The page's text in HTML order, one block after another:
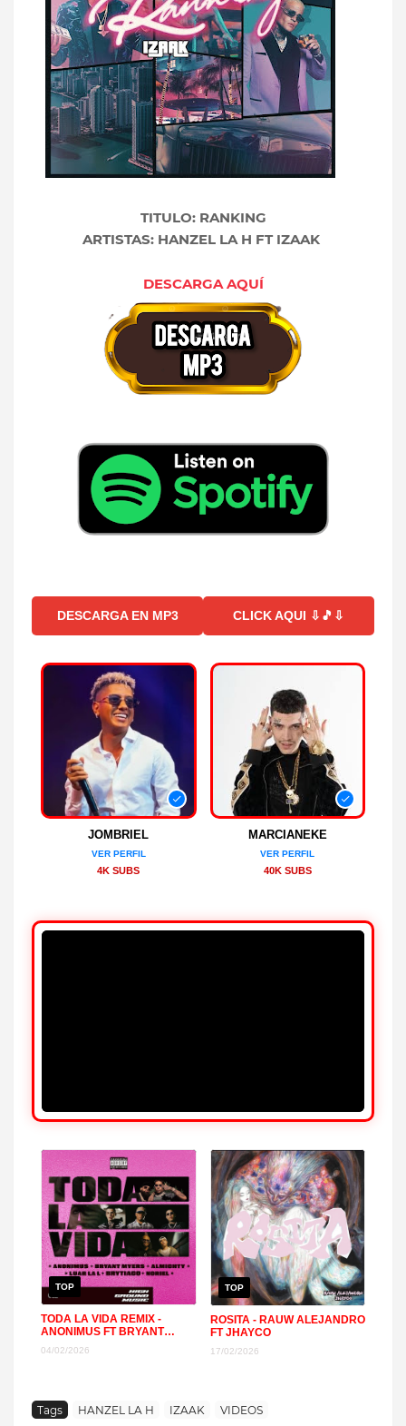
TITULO: RANKING
ARTISTAS: HANZEL LA H FT IZAAK
DESCARGA AQUÍ
DESCARGA EN MP3 CLICK AQUI ⇩🎵⇩
JOMBRIEL
VER PERFIL
4K SUBS
MARCIANEKE
VER PERFIL
40K SUBS
TOP
TODA LA VIDA REMIX -
ANONIMUS FT BRYANT
LUAR LA L, BRYTIAGO
04/02/2026
TOP
ROSITA - RAUW ALEJANDRO
FT JHAYCO
17/02/2026
Tags HANZEL LA H IZAAK VIDEOS